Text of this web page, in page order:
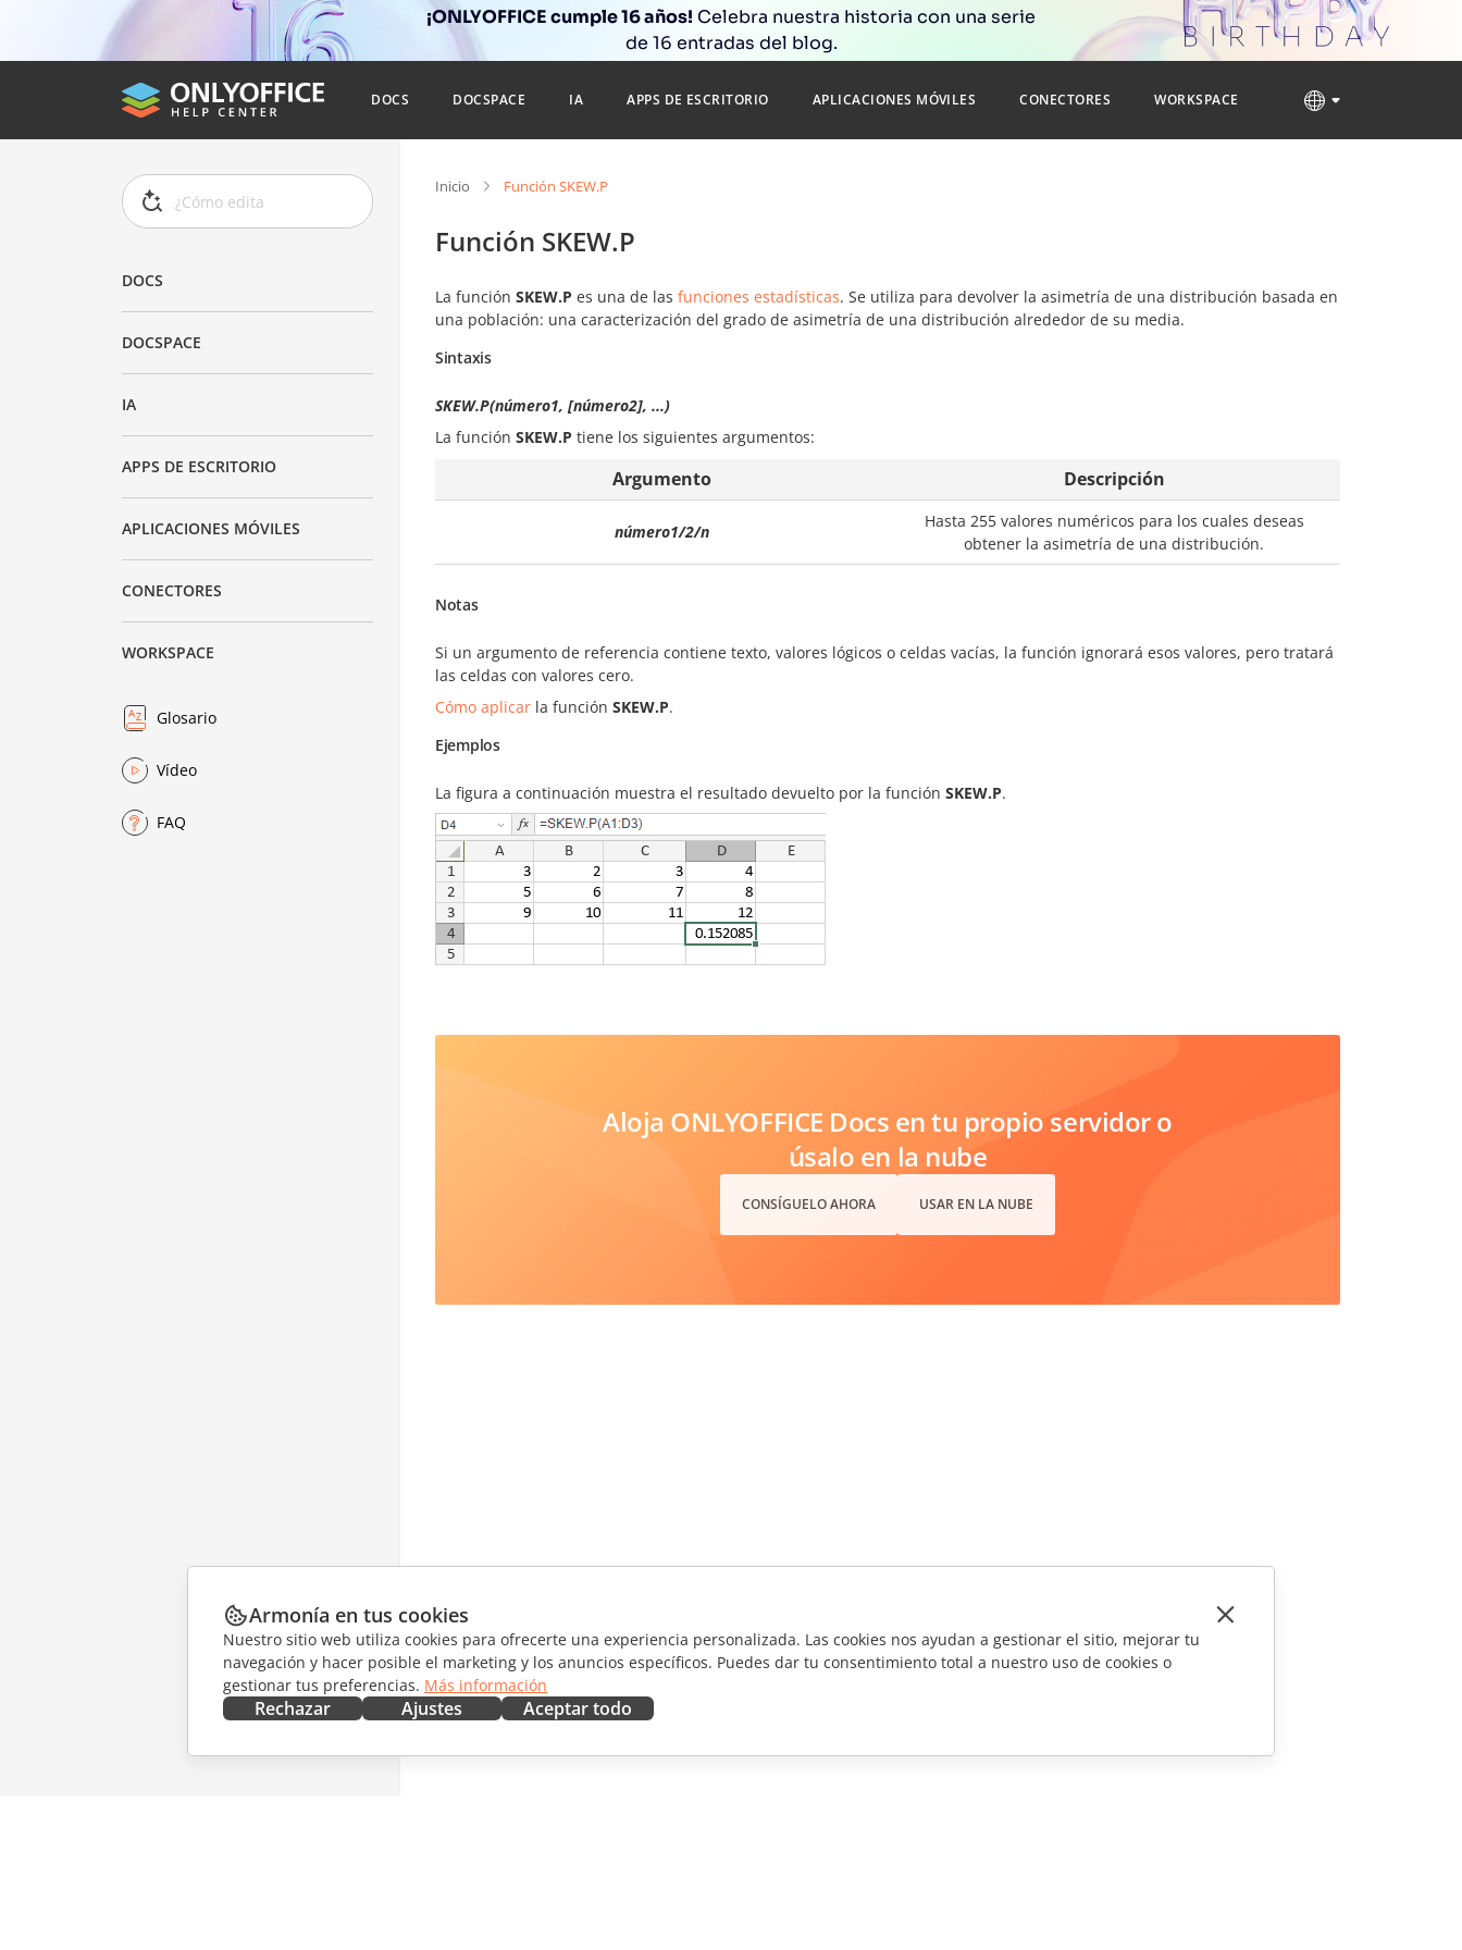
¡ONLYOFFICE cumple 16 años! Celebra nuestra historia con una serie
de 16 entradas del blog.
DOCS DOCSPACE IA APPS DE ESCRITORIO APLICACIONES MÓVILES CONECTORES WORKSPACE
DOCS
DOCSPACE
IA
APPS DE ESCRITORIO
APLICACIONES MÓVILES
CONECTORES
WORKSPACE
Glosario
Vídeo
FAQ
Inicio Función SKEW.P
Función SKEW.P
La función SKEW.P es una de las funciones estadísticas. Se utiliza para devolver la asimetría de una distribución basada en
una población: una caracterización del grado de asimetría de una distribución alrededor de su media.
Sintaxis
SKEW.P(número1, [número2], ...)
La función SKEW.P tiene los siguientes argumentos:
Argumento Descripción
número1/2/n
Hasta 255 valores numéricos para los cuales deseas
obtener la asimetría de una distribución.
Notas
Si un argumento de referencia contiene texto, valores lógicos o celdas vacías, la función ignorará esos valores, pero tratará
las celdas con valores cero.
Cómo aplicar la función SKEW.P.
Ejemplos
La figura a continuación muestra el resultado devuelto por la función SKEW.P.
Aloja ONLYOFFICE Docs en tu propio servidor o
úsalo en la nube
CONSÍGUELO AHORA USAR EN LA NUBE
Armonía en tus cookies
Nuestro sitio web utiliza cookies para ofrecerte una experiencia personalizada. Las cookies nos ayudan a gestionar el sitio, mejorar tu
navegación y hacer posible el marketing y los anuncios específicos. Puedes dar tu consentimiento total a nuestro uso de cookies o
gestionar tus preferencias. Más información
Rechazar Ajustes Aceptar todo